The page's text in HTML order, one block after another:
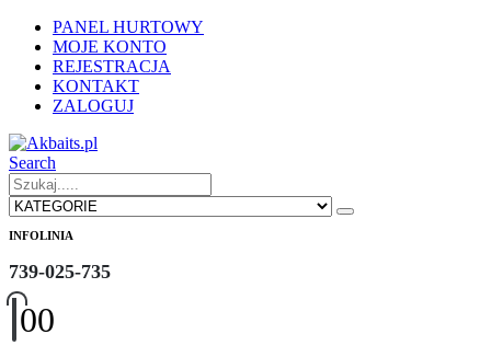
PANEL HURTOWY
MOJE KONTO
REJESTRACJA
KONTAKT
ZALOGUJ
Search
INFOLINIA
739-025-735
00